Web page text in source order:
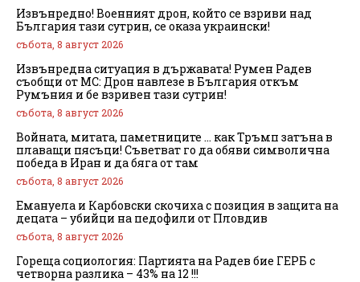
Извънредно! Военният дрон, който се взриви над
България тази сутрин, се оказа украински!
събота, 8 август 2026
Извънредна ситуация в държавата! Румен Радев
съобщи от МС: Дрон навлезе в България откъм
Румъния и бе взривен тази сутрин!
събота, 8 август 2026
Войната, митата, паметниците … как Тръмп затъна в
плаващи пясъци! Съветват го да обяви символична
победа в Иран и да бяга от там
събота, 8 август 2026
Емануела и Карбовски скочиха с позиция в защита на
децата – убийци на педофили от Пловдив
събота, 8 август 2026
Гореща социология: Партията на Радев бие ГЕРБ с
четворна разлика – 43% на 12 !!!